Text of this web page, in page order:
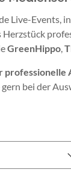
Live-Events,
Herzstück
GreenHippo,
gern bei der